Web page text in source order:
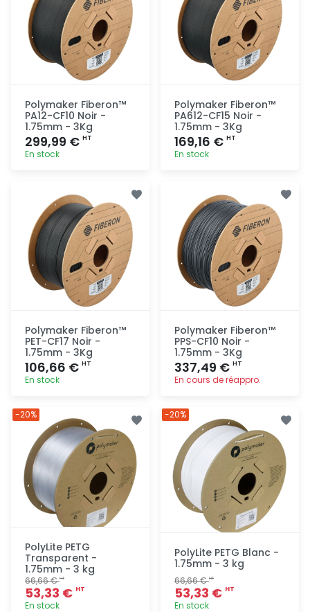
Polymaker Fiberon™
PA12-CF10 Noir -
1.75mm - 3Kg
299,99 € HT
En stock
rapide
Polymaker Fiberon™
PA612-CF15 Noir -
1.75mm - 3Kg
169,16 € HT
En stock
rapide
Polymaker Fiberon™
PET-CF17 Noir -
1.75mm - 3Kg
106,66 € HT
En stock
rapide
Polymaker Fiberon™
PPS-CF10 Noir -
1.75mm - 3Kg
337,49 € HT
En cours de réappro.
rapide
PolyLite PETG
Transparent -
1.75mm - 3 kg
66,66 €HT
53,33 € HT
En stock
-20%
PolyLite PETG Blanc -
1.75mm - 3 kg
66,66 €HT
53,33 € HT
En stock
-20%